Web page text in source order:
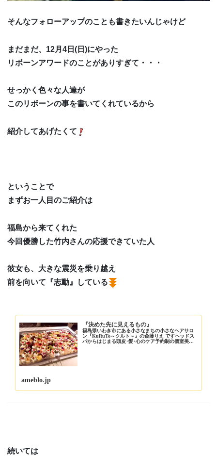
そんなフォローアップのことも書きたいんじゃけど
まだまだ、12月4日(日)にやった
リボーンアワードのことがありすぎて・・・
せっかく色々な人達が
このリボーンの事を書いてくれているから
紹介してあげたくて
ということで
まずお一人目のご紹介は
福島から来てくれた
今回優勝した竹内さんの応援できていた人
彼女も、大きな震災を乗り越え
前を向いて『志動』している
『決めた先に見えるもの』
福島県いわき市にある小さなまちの小さなヘアサロ
ン『KuRuTo～クルト～』の斎藤りえ ですヘッドス
パからはじまる頭皮･髪･心のケア予約制の個室美容
ameblo.jp
続いては